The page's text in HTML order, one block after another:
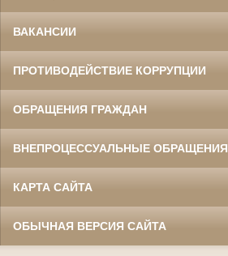
ВАКАНСИИ
ПРОТИВОДЕЙСТВИЕ КОРРУПЦИИ
ОБРАЩЕНИЯ ГРАЖДАН
ВНЕПРОЦЕССУАЛЬНЫЕ ОБРАЩЕНИЯ
КАРТА САЙТА
ОБЫЧНАЯ ВЕРСИЯ САЙТА